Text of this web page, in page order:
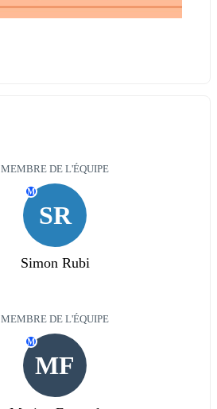
MEMBRE DE L'ÉQUIPE
SR
M
Simon Rubi
MEMBRE DE L'ÉQUIPE
MF
M